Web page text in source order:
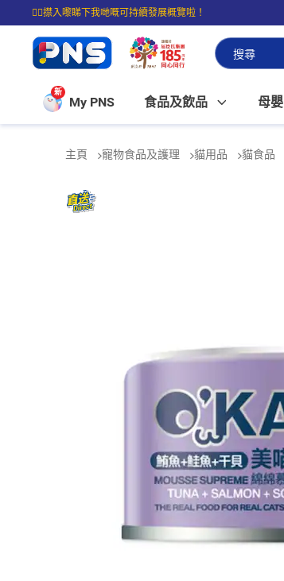
☝🏼㩒入嚟睇下我哋嘅可持續發展概覽啦！
⭐購物滿$399即享免費送貨；滿$100即可免費店取。
新
My PNS 食品及飲品 母嬰
主頁 寵物食品及護理 貓用品 貓食品